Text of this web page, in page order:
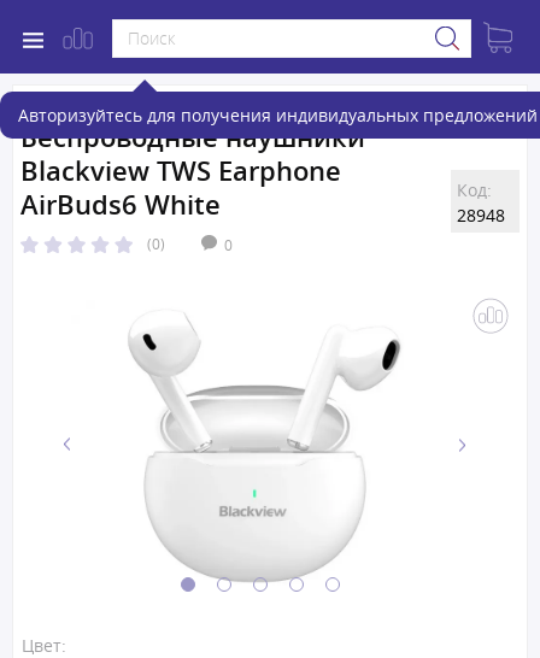
Авторизуйтесь для получения индивидуальных предложений
Беспроводные наушники
Blackview TWS Earphone
AirBuds6 White
(0) 0
Код:
28948
Цвет: